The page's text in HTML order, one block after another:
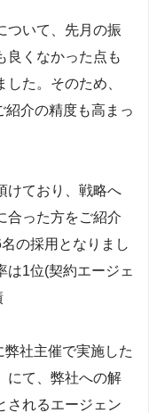
ついて、先月の振
良くなかった点も
た。そのため、
介の精度も高まっ
けており、戦略へ
合った方をご紹介
の採用となりまし
は1位(契約エージェ
社主催で実施した
にて、弊社への解
されるエージェン